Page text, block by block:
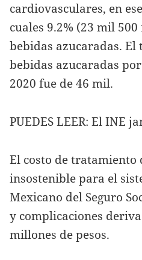
cardiovasculares, en
cuales 9.2% (23 mil
bebidas azucaradas.
bebidas azucaradas
2020 fue de 46 mil.
PUEDES LEER: El INE
El costo de tratamiento
insostenible para el
Mexicano del Seguro
y complicaciones
millones de pesos.